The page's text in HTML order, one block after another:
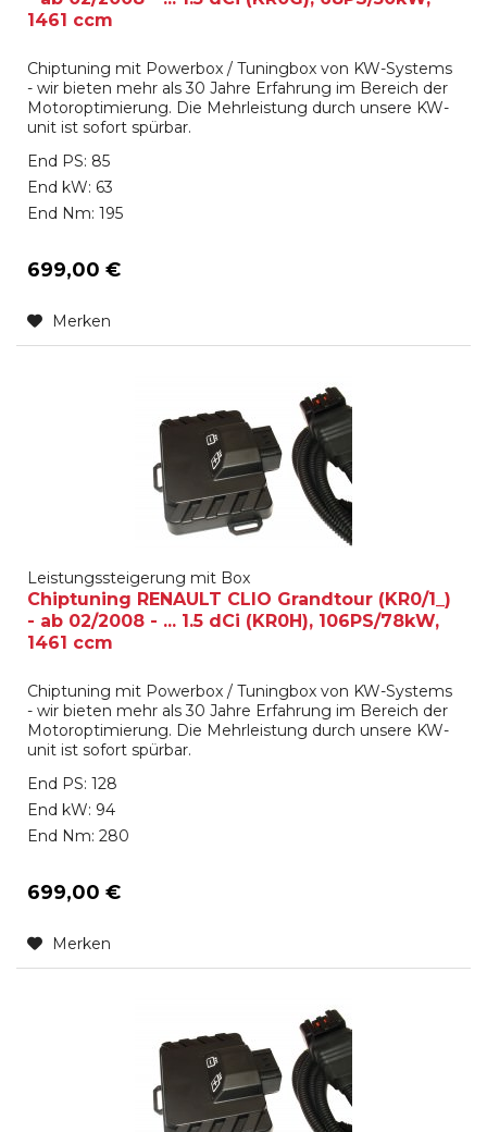
1461 ccm
Chiptuning mit Powerbox / Tuningbox von KW-Systems
- wir bieten mehr als 30 Jahre Erfahrung im Bereich der
Motoroptimierung. Die Mehrleistung durch unsere KW-
unit ist sofort spürbar.
End PS: 85
End kW: 63
End Nm: 195
699,00 €
Merken
Leistungssteigerung mit Box
Chiptuning RENAULT CLIO Grandtour (KR0/1_)
- ab 02/2008 - ... 1.5 dCi (KR0H), 106PS/78kW,
1461 ccm
Chiptuning mit Powerbox / Tuningbox von KW-Systems
- wir bieten mehr als 30 Jahre Erfahrung im Bereich der
Motoroptimierung. Die Mehrleistung durch unsere KW-
unit ist sofort spürbar.
End PS: 128
End kW: 94
End Nm: 280
699,00 €
Merken